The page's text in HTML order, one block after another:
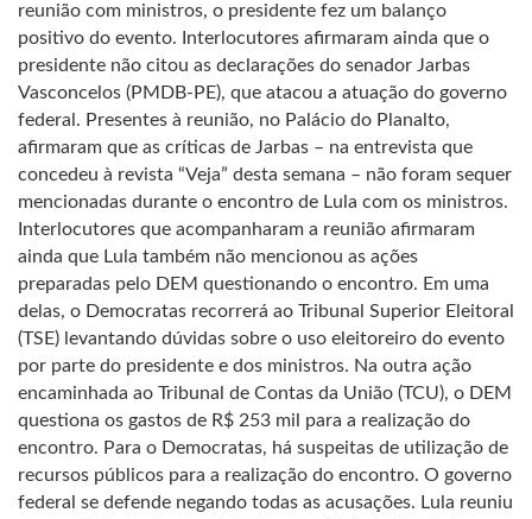
reunião com ministros, o presidente fez um balanço
positivo do evento. Interlocutores afirmaram ainda que o
presidente não citou as declarações do senador Jarbas
Vasconcelos (PMDB-PE), que atacou a atuação do governo
federal. Presentes à reunião, no Palácio do Planalto,
afirmaram que as críticas de Jarbas – na entrevista que
concedeu à revista “Veja” desta semana – não foram sequer
mencionadas durante o encontro de Lula com os ministros.
Interlocutores que acompanharam a reunião afirmaram
ainda que Lula também não mencionou as ações
preparadas pelo DEM questionando o encontro. Em uma
delas, o Democratas recorrerá ao Tribunal Superior Eleitoral
(TSE) levantando dúvidas sobre o uso eleitoreiro do evento
por parte do presidente e dos ministros. Na outra ação
encaminhada ao Tribunal de Contas da União (TCU), o DEM
questiona os gastos de R$ 253 mil para a realização do
encontro. Para o Democratas, há suspeitas de utilização de
recursos públicos para a realização do encontro. O governo
federal se defende negando todas as acusações. Lula reuniu